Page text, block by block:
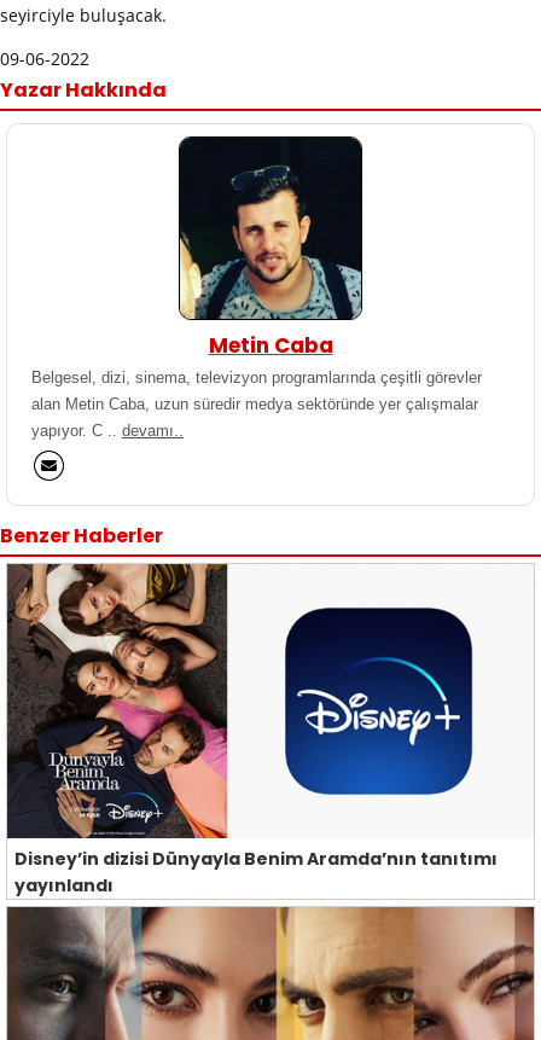
seyirciyle buluşacak.
09-06-2022
Yazar Hakkında
Metin Caba
Belgesel, dizi, sinema, televizyon programlarında çeşitli görevler
alan Metin Caba, uzun süredir medya sektöründe yer çalışmalar
yapıyor. C .. devamı..
Benzer Haberler
Disney’in dizisi Dünyayla Benim Aramda’nın tanıtımı
yayınlandı